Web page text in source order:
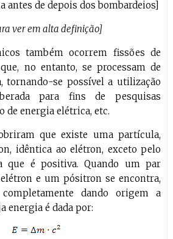
antes de depois dos bombardeios]
ver em alta definição]
também ocorrem fissões de
no entanto, se processam de
tornando-se possível a utilização
para fins de pesquisas
de energia elétrica, etc.
que existe uma partícula,
idêntica ao elétron, exceto pelo
que é positiva. Quando um par
e um pósitron se encontra,
completamente dando origem a
energia é dada por: